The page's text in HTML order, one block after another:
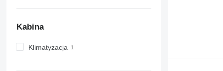
6930
7215 R
Kabina
Klimatyzacja